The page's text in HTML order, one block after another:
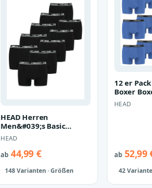
HEAD Herren
Men&#039;s Basic
Boxers Boxer Shorts 10
er Pack
HEAD
ab 44,99 €
148 Varianten · Größen
12 er
Boxer
Pant
HEAD
ab52,99
42